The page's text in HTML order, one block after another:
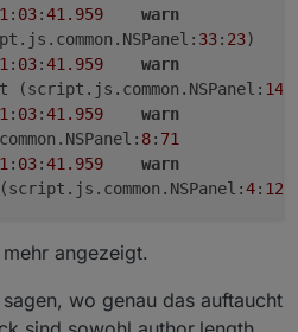
: 03:41.959
warn
33: 23)
: 03:41.959
warn
(script.js.common.NSPanel:
14
: 03:41.959
warn
8: 71
: 03:41.959
warn
4: 12
angezeigt.
wo genau das auftaucht